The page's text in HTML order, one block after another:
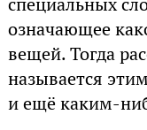
означающее
вещей. Тогда
называется
и ещё каким-